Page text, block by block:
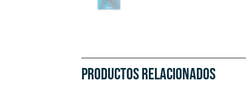
PRODUCTOS RELACIONADOS